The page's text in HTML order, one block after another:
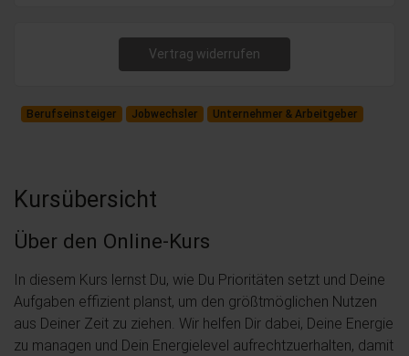
Vertrag widerrufen
Berufseinsteiger Jobwechsler Unternehmer & Arbeitgeber
Kursübersicht
Über den Online-Kurs
In diesem Kurs lernst Du, wie Du Prioritäten setzt und Deine
Aufgaben effizient planst, um den größtmöglichen Nutzen
aus Deiner Zeit zu ziehen. Wir helfen Dir dabei, Deine Energie
zu managen und Dein Energielevel aufrechtzuerhalten, damit